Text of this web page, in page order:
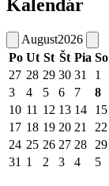
Kalendár
August2026
Po Ut St Št Pia So
27 28 29 30 31 1
3
4 5 6 7 8
10 11 12 13 14 15
17 18 19 20 21 22
24 25 26 27 28 29
31 1 2 3 4 5